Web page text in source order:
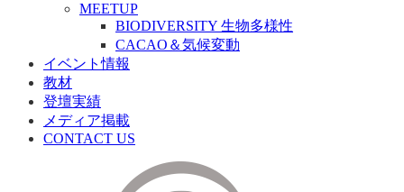
MEETUP
BIODIVERSITY 生物多様性
CACAO＆気候変動
イベント情報
教材
登壇実績
メディア掲載
CONTACT US